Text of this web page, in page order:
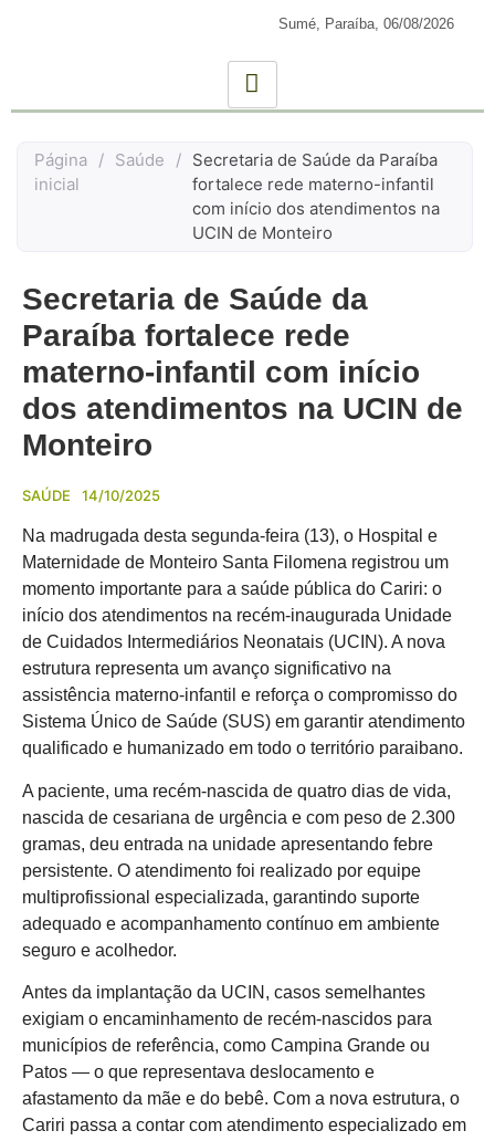
Sumé, Paraíba, 06/08/2026
Página
inicial
/ Saúde / Secretaria de Saúde da Paraíba
fortalece rede materno-infantil
com início dos atendimentos na
UCIN de Monteiro
Secretaria de Saúde da
Paraíba fortalece rede
materno-infantil com início
dos atendimentos na UCIN de
Monteiro
SAÚDE 14/10/2025
Na madrugada desta segunda-feira (13), o Hospital e
Maternidade de Monteiro Santa Filomena registrou um
momento importante para a saúde pública do Cariri: o
início dos atendimentos na recém-inaugurada Unidade
de Cuidados Intermediários Neonatais (UCIN). A nova
estrutura representa um avanço significativo na
assistência materno-infantil e reforça o compromisso do
Sistema Único de Saúde (SUS) em garantir atendimento
qualificado e humanizado em todo o território paraibano.
A paciente, uma recém-nascida de quatro dias de vida,
nascida de cesariana de urgência e com peso de 2.300
gramas, deu entrada na unidade apresentando febre
persistente. O atendimento foi realizado por equipe
multiprofissional especializada, garantindo suporte
adequado e acompanhamento contínuo em ambiente
seguro e acolhedor.
Antes da implantação da UCIN, casos semelhantes
exigiam o encaminhamento de recém-nascidos para
municípios de referência, como Campina Grande ou
Patos — o que representava deslocamento e
afastamento da mãe e do bebê. Com a nova estrutura, o
Cariri passa a contar com atendimento especializado em